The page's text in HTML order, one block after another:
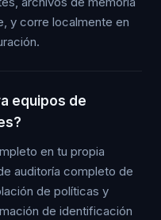
y corre localmente en
equipos de
en tu propia
auditoría completo de
de políticas y
de identificación